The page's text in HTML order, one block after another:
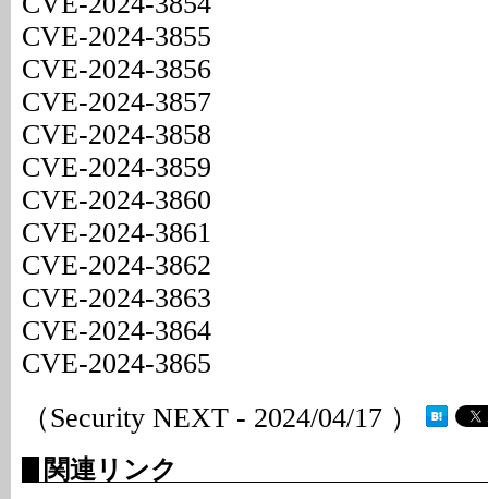
CVE-2024-3855
CVE-2024-3856
CVE-2024-3857
CVE-2024-3858
CVE-2024-3859
CVE-2024-3860
CVE-2024-3861
CVE-2024-3862
CVE-2024-3863
CVE-2024-3864
CVE-2024-3865
（Security NEXT - 2024/04/17 ）
関連リンク